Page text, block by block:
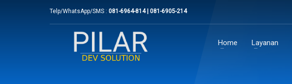
Telp/WhatsApp/SMS : 081-6964-814 | 081-6905-214
Home Layanan